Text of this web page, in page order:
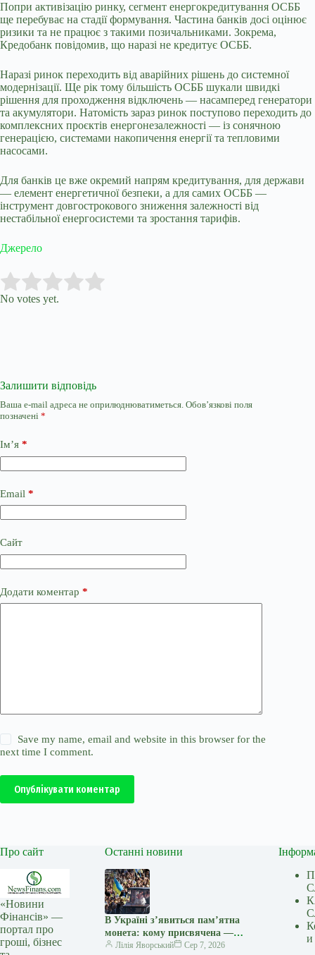
Попри активізацію ринку, сегмент енергокредитування ОСББ
ще перебуває на стадії формування. Частина банків досі оцінює
ризики та не працює з такими позичальниками. Зокрема,
Кредобанк повідомив, що наразі не кредитує ОСББ.
Наразі ринок переходить від аварійних рішень до системної
модернізації. Ще рік тому більшість ОСББ шукали швидкі
рішення для проходження відключень — насамперед генератори
та акумулятори. Натомість зараз ринок поступово переходить до
комплексних проєктів енергонезалежності — із сонячною
генерацією, системами накопичення енергії та тепловими
насосами.
Для банків це вже окремий напрям кредитування, для держави
— елемент енергетичної безпеки, а для самих ОСББ —
інструмент довгострокового зниження залежності від
нестабільної енергосистеми та зростання тарифів.
Джерело
Rate this item:
No votes yet.
Залишити відповідь
Ваша e-mail адреса не оприлюднюватиметься. Обов’язкові поля
позначені *
Ім’я *
Email *
Сайт
Додати коментар *
Save my name, email and website in this browser for the
next time I comment.
Опублікувати коментар
Про сайт
«Новини
Фінансів» —
портал про
гроші, бізнес
Останні новини
В Україні з’явиться пам’ятна
монета: кому присвячена —
Delo.ua
Лілія Яворський
Сер 7, 2026
и